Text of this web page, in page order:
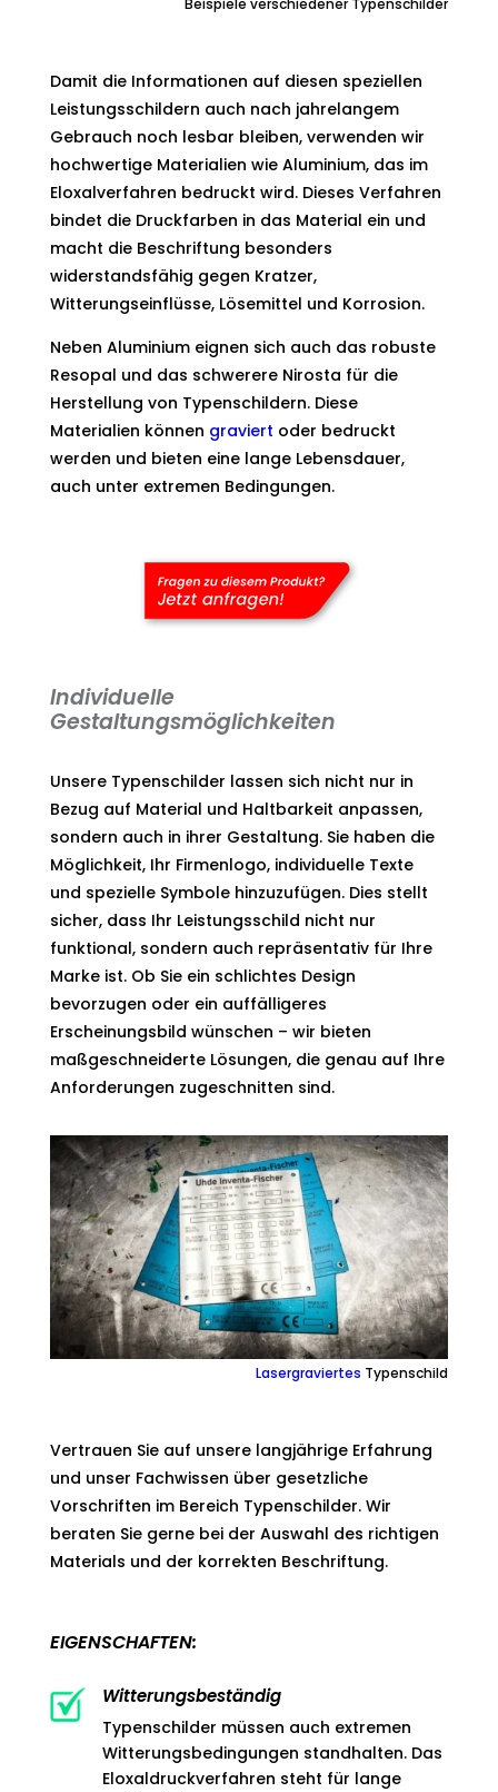
Damit die Informationen auf diesen speziellen
Leistungsschildern auch nach jahrelangem
Gebrauch noch lesbar bleiben, verwenden wir
hochwertige Materialien wie Aluminium, das im
Eloxalverfahren bedruckt wird. Dieses Verfahren
bindet die Druckfarben in das Material ein und
macht die Beschriftung besonders
widerstandsfähig gegen Kratzer,
Witterungseinflüsse, Lösemittel und Korrosion.
Neben Aluminium eignen sich auch das robuste
Resopal und das schwerere Nirosta für die
Herstellung von Typenschildern. Diese
Materialien können graviert oder bedruckt
werden und bieten eine lange Lebensdauer,
auch unter extremen Bedingungen.
Individuelle
Gestaltungsmöglichkeiten
Unsere Typenschilder lassen sich nicht nur in
Bezug auf Material und Haltbarkeit anpassen,
sondern auch in ihrer Gestaltung. Sie haben die
Möglichkeit, Ihr Firmenlogo, individuelle Texte
und spezielle Symbole hinzuzufügen. Dies stellt
sicher, dass Ihr Leistungsschild nicht nur
funktional, sondern auch repräsentativ für Ihre
Marke ist. Ob Sie ein schlichtes Design
bevorzugen oder ein auffälligeres
Erscheinungsbild wünschen – wir bieten
maßgeschneiderte Lösungen, die genau auf Ihre
Anforderungen zugeschnitten sind.
Lasergraviertes Typenschild
Vertrauen Sie auf unsere langjährige Erfahrung
und unser Fachwissen über gesetzliche
Vorschriften im Bereich Typenschilder. Wir
beraten Sie gerne bei der Auswahl des richtigen
Materials und der korrekten Beschriftung.
EIGENSCHAFTEN:
Witterungsbeständig
Typenschilder müssen auch extremen
Witterungsbedingungen standhalten. Das
Eloxaldruckverfahren steht für lange